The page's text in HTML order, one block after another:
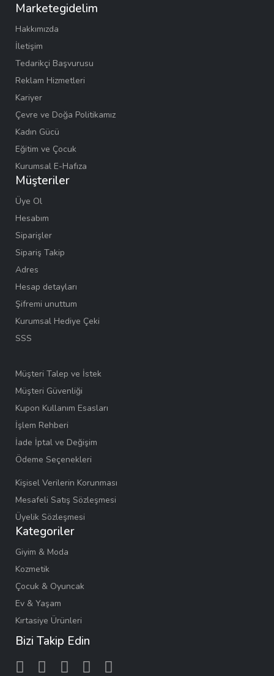
Marketegidelim
Hakkımızda
İletişim
Tedarikçi Başvurusu
Reklam Hizmetleri
Kariyer
Çevre ve Doğa Politikamız
Kadın Gücü
Eğitim ve Çocuk
Kurumsal E-Hafıza
Müşteriler
Üye Ol
Hesabım
Siparişler
Sipariş Takip
Adres
Hesap detayları
Şifremi unuttum
Kurumsal Hediye Çeki
SSS
Müşteri Talep ve İstek
Müşteri Güvenliği
Kupon Kullanım Esasları
İşlem Rehberi
İade İptal ve Değişim
Ödeme Seçenekleri
Kişisel Verilerin Korunması
Mesafeli Satış Sözleşmesi
Üyelik Sözleşmesi
Kategoriler
Giyim & Moda
Kozmetik
Çocuk & Oyuncak
Ev & Yaşam
Kırtasiye Ürünleri
Bizi Takip Edin